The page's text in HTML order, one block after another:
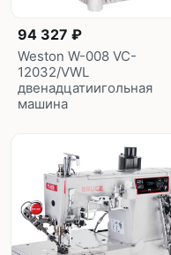
94 327 ₽
Weston W-008 VC-
12032/VWL
двенадцатиигольная
машина